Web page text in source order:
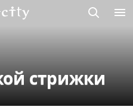
стрижки